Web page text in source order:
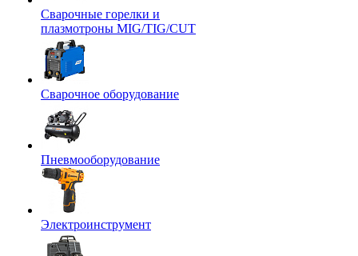
Сварочные горелки и
плазмотроны MIG/TIG/CUT
Сварочное оборудование
Пневмооборудование
Электроинструмент